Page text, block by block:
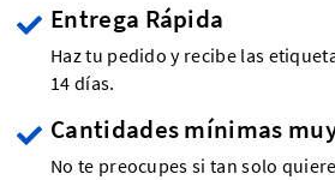
Entrega Rápida
Haz tu pedido y recibe las
14 días.
Cantidades mínimas
No te preocupes si tan solo